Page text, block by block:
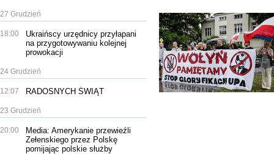
27 Grudzień
18:00
Ukraińscy urzędnicy przyłapani
na przygotowywaniu kolejnej
prowokacji
24 Grudzień
12:07 RADOSNYCH ŚWIĄT
23 Grudzień
20:00
Media: Amerykanie przewieźli
Zełenskiego przez Polskę
pomijając polskie służby